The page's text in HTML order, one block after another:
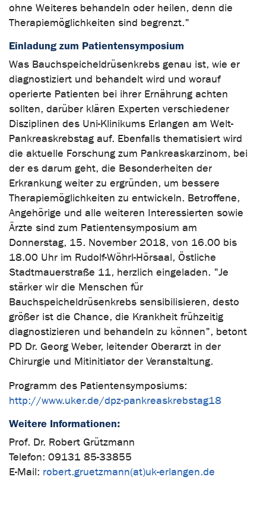
ohne Weiteres behandeln oder heilen, denn die
Therapiemöglichkeiten sind begrenzt."
Einladung zum Patientensymposium
Was Bauchspeicheldrüsenkrebs genau ist, wie er
diagnostiziert und behandelt wird und worauf
operierte Patienten bei ihrer Ernährung achten
sollten, darüber klären Experten verschiedener
Disziplinen des Uni-Klinikums Erlangen am Welt-
Pankreaskrebstag auf. Ebenfalls thematisiert wird
die aktuelle Forschung zum Pankreaskarzinom, bei
der es darum geht, die Besonderheiten der
Erkrankung weiter zu ergründen, um bessere
Therapiemöglichkeiten zu entwickeln. Betroffene,
Angehörige und alle weiteren Interessierten sowie
Ärzte sind zum Patientensymposium am
Donnerstag, 15. November 2018, von 16.00 bis
18.00 Uhr im Rudolf-Wöhrl-Hörsaal, Östliche
Stadtmauerstraße 11, herzlich eingeladen. "Je
stärker wir die Menschen für
Bauchspeicheldrüsenkrebs sensibilisieren, desto
größer ist die Chance, die Krankheit frühzeitig
diagnostizieren und behandeln zu können", betont
PD Dr. Georg Weber, leitender Oberarzt in der
Chirurgie und Mitinitiator der Veranstaltung.
Programm des Patientensymposiums:
http://www.uker.de/dpz-pankreaskrebstag18
Weitere Informationen:
Prof. Dr. Robert Grützmann
Telefon: 09131 85-33855
E-Mail: robert.gruetzmann(at)uk-erlangen.de